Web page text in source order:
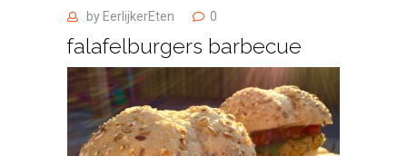
by EerlijkerEten 0
falafelburgers barbecue